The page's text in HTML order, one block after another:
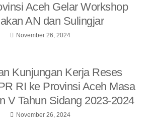
Aceh Gelar Workshop
AN dan Sulingjar
November 26, 2024
Kunjungan Kerja Reses
RI ke Provinsi Aceh Masa
V Tahun Sidang 2023-2024
November 26, 2024